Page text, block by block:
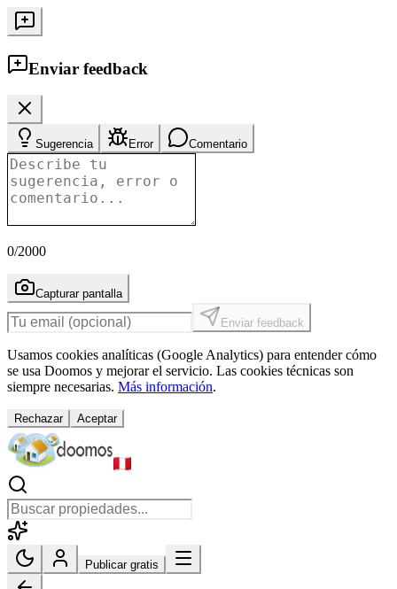
Enviar feedback
Sugerencia Error Comentario
0/2000
Capturar pantalla
Enviar feedback
Usamos cookies analíticas (Google Analytics) para entender cómo
se usa Doomos y mejorar el servicio. Las cookies técnicas son
siempre necesarias. Más información.
Rechazar Aceptar
Publicar gratis